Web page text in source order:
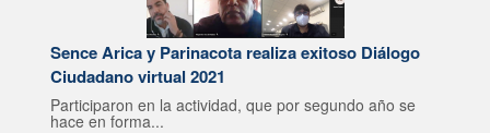
Sence Arica y Parinacota realiza exitoso Diálogo
Ciudadano virtual 2021
Participaron en la actividad, que por segundo año se
hace en forma...